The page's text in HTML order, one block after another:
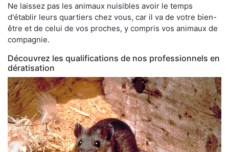
Ne laissez pas les animaux nuisibles avoir le temps
d'établir leurs quartiers chez vous, car il va de votre bien-
être et de celui de vos proches, y compris vos animaux de
compagnie.
Découvrez les qualifications de nos professionnels en
dératisation